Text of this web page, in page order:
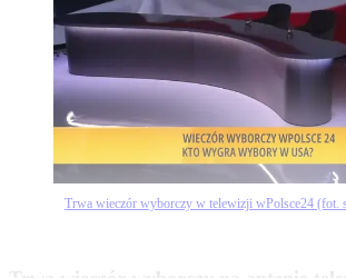
Trwa wieczór wyborczy w telewizji wPolsce24 (fot.